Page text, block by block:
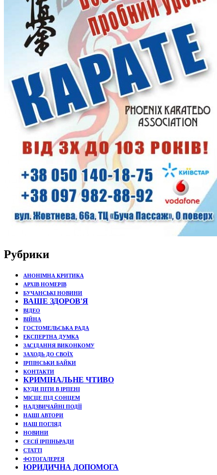
Рубрики
АНОНІМНА КРИТИКА
АРХІВ НОМЕРІВ
БУЧАНСЬКІ НОВИНИ
ВАШЕ ЗДОРОВ'Я
ВІДЕО
ВІЙНА
ГОСТОМЕЛЬСЬКА РАДА
ЕКСПЕРТНА ДУМКА
ЗАСІДАННЯ ВИКОНКОМУ
ЗАХОДЬ ДО СВОЇХ
ІРПІНСЬКИ БАЙКИ
КОНТАКТИ
КРИМІНАЛЬНЕ ЧТИВО
КУДИ ПІТИ В ІРПЕНІ
МІСЦЕ ПІД СОНЦЕМ
НАДЗВИЧАЙНІ ПОДЇЇ
НАШІ АВТОРИ
НАШ ПОГЛЯД
НОВИНИ
СЕСІЇ ІРПІНЬРАДИ
СТАТТІ
ФОТОГАЛЕРЕЯ
ЮРИДИЧНА ДОПОМОГА